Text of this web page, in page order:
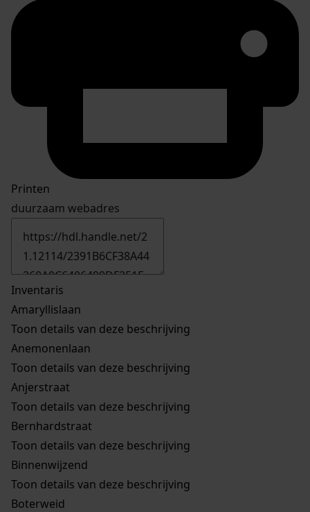
Printen
duurzaam webadres
Inventaris
Amaryllislaan
Toon details van deze beschrijving
Anemonenlaan
Toon details van deze beschrijving
Anjerstraat
Toon details van deze beschrijving
Bernhardstraat
Toon details van deze beschrijving
Binnenwijzend
Toon details van deze beschrijving
Boterweid